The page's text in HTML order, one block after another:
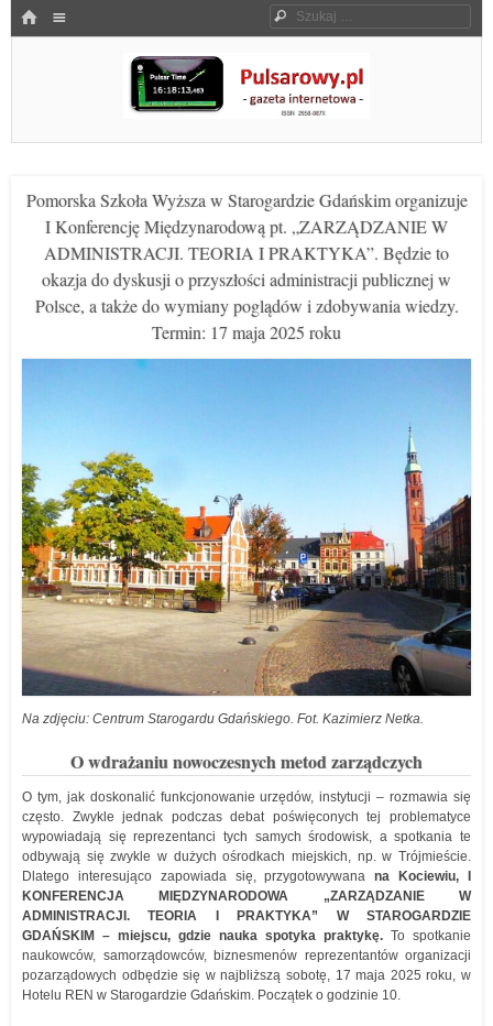
HOME Szukaj
Pulsarowy.pl
Pomorska Szkoła Wyższa w Starogardzie Gdańskim organizuje
I Konferencję Międzynarodową pt. „ZARZĄDZANIE W
ADMINISTRACJI. TEORIA I PRAKTYKA”. Będzie to
okazja do dyskusji o przyszłości administracji publicznej w
Polsce, a także do wymiany poglądów i zdobywania wiedzy.
Termin: 17 maja 2025 roku
Na zdjęciu: Centrum Starogardu Gdańskiego. Fot. Kazimierz Netka.
O wdrażaniu nowoczesnych metod zarządczych
O tym, jak doskonalić funkcjonowanie urzędów, instytucji – rozmawia się
często. Zwykle jednak podczas debat poświęconych tej problematyce
wypowiadają się reprezentanci tych samych środowisk, a spotkania te
odbywają się zwykle w dużych ośrodkach miejskich, np. w Trójmieście.
Dlatego interesująco zapowiada się, przygotowywanana Kociewiu, I
KONFERENCJA MIĘDZYNARODOWA „ZARZĄDZANIE W
ADMINISTRACJI. TEORIA I PRAKTYKA” W STAROGARDZIE
GDAŃSKIM – miejscu, gdzie nauka spotyka praktykę. To spotkanie
naukowców, samorządowców, biznesmenów reprezentantów organizacji
pozarządowych odbędzie się w najbliższą sobotę, 17 maja 2025 roku, w
Hotelu REN w Starogardzie Gdańskim. Początek o godzinie 10.